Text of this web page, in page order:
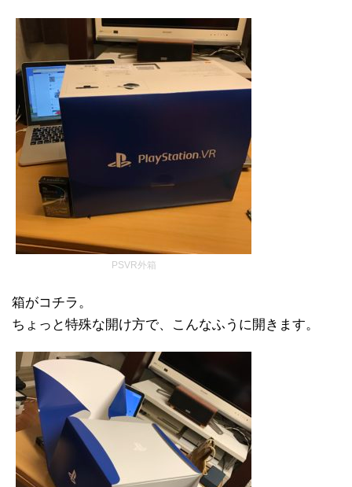
PSVR外箱
箱がコチラ。
ちょっと特殊な開け方で、こんなふうに開きます。